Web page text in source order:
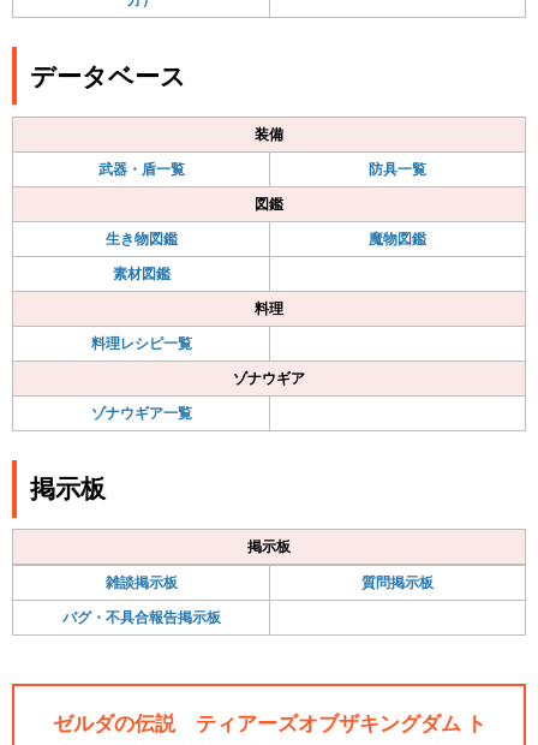
データベース
装備
武器・盾一覧
防具一覧
図鑑
生き物図鑑
魔物図鑑
素材図鑑
料理
料理レシピ一覧
ゾナウギア
ゾナウギア一覧
掲示板
掲示板
雑談掲示板
質問掲示板
バグ・不具合報告掲示板
ゼルダの伝説 ティアーズオブザキングダム ト